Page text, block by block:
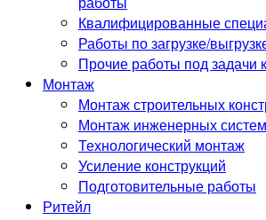
Квалифицированные
Работы по загрузке/
Прочие работы под задачи
Монтаж
Монтаж строительных
Монтаж инженерных
Технологический монтаж
Усиление конструкций
Подготовительные работы
Ритейл